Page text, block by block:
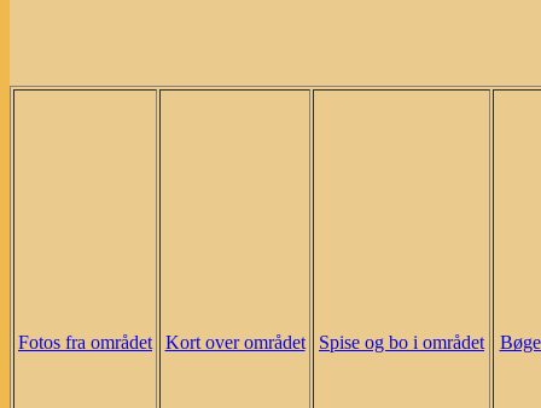
Fotos fra området Kort over området Spise og bo i området